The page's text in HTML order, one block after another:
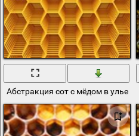
Абстракция сот с мёдом в улье